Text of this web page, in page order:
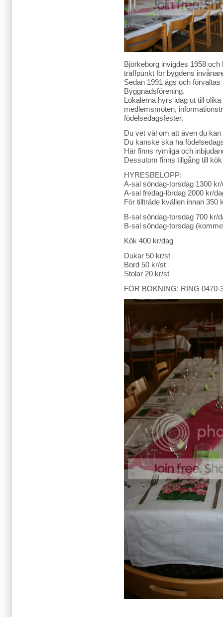
Björkeborg invigdes 1958
träffpunkt för bygdens
Sedan 1991 ägs och
Byggnadsförening.
Lokalerna hyrs idag ut till
medlemsmöten,
födelsedagsfester.
Du vet väl om att även du
Du kanske ska ha
Här finns rymliga och
Dessutom finns tillgång till
HYRESBELOPP:
A-sal söndag-torsdag 1300
A-sal fredag-lördag 2000 kr/
För tillträde kvällen innan 350
B-sal söndag-torsdag 700 kr/
B-sal söndag-torsdag
Kök 400 kr/dag
Dukar 50 kr/st
Bord 50 kr/st
Stolar 20 kr/st
FÖR BOKNING: RING 0470-